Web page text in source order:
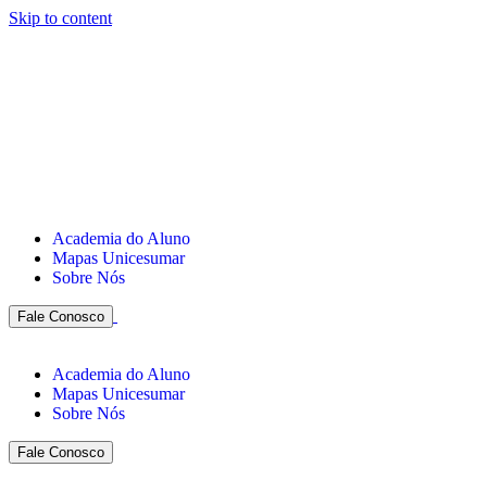
Skip to content
Academia do Aluno
Mapas Unicesumar
Sobre Nós
Fale Conosco
Academia do Aluno
Mapas Unicesumar
Sobre Nós
Fale Conosco